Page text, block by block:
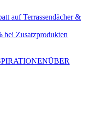
auf Terrassendächer &
bei Zusatzprodukten
ÜBER